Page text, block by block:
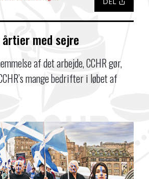
med sejre
af det arbejde, CCHR gør,
mange bedrifter i løbet af